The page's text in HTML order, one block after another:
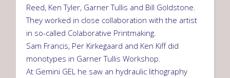
Reed, Ken Tyler, Garner Tullis and Bill Goldstone.
They worked in close collaboration with the artist
in so-called Colaborative Printmaking.
Sam Francis, Per Kirkegaard and Ken Kiff did
monotypes in Garner Tullis Workshop.
At Gemini GEL he saw an hydraulic lithography